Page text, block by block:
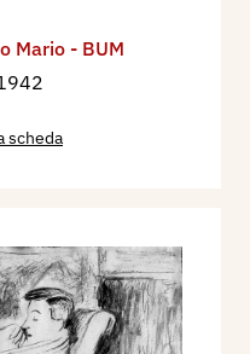
Mario - BUM
scheda